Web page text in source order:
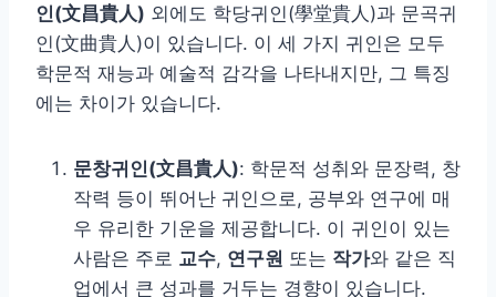
인(文昌貴人) 외에도 학당귀인(學堂貴人)과 문곡귀
인(文曲貴人)이 있습니다. 이 세 가지 귀인은 모두
학문적 재능과 예술적 감각을 나타내지만, 그 특징
에는 차이가 있습니다.
문창귀인(文昌貴人): 학문적 성취와 문장력, 창
작력 등이 뛰어난 귀인으로, 공부와 연구에 매
우 유리한 기운을 제공합니다. 이 귀인이 있는
사람은 주로 교수, 연구원 또는 작가와 같은 직
업에서 큰 성과를 거두는 경향이 있습니다.